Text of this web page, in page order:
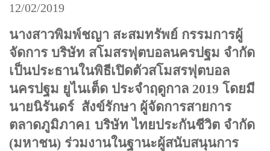
12/02/2019
นางสาวพิมพ์ชญา สะสมทรัพย์ กรรมการผู้
จัดการ บริษัท สโมสรฟุตบอลนครปฐม จำกัด
เป็นประธานในพิธีเปิดตัวสโมสรฟุตบอล
นครปฐม ยูไนเต็ด ประจำฤดูกาล 2019 โดยมี
นายนิรันดร์ สังข์รักษา ผู้จัดการสายการ
ตลาดภูมิภาค1 บริษัท ไทยประกันชีวิต จำกัด
(มหาชน) ร่วมงานในฐานะผู้สนับสนุนการ